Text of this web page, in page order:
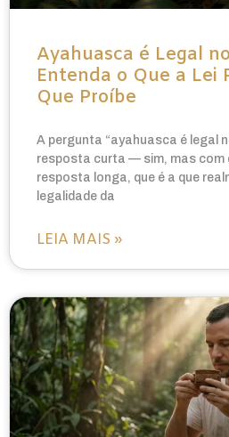
Ayahuasca é Legal
Entenda o Que a Lei
Que Proíbe
A pergunta “ayahuasca é legal
resposta curta — sim, mas com
resposta longa, que é a que
legalidade da
LEIA MAIS »